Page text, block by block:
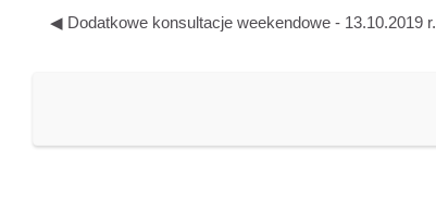
◀︎ Dodatkowe konsultacje weekendowe - 13.10.2019 r.